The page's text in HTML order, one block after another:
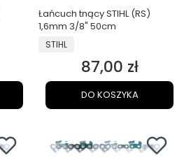
Łańcuch tnący STIHL (RS)
1,6mm 3/8" 50cm
PRODUCENT
STIHL
Cena
87,00 zł
DO KOSZYKA